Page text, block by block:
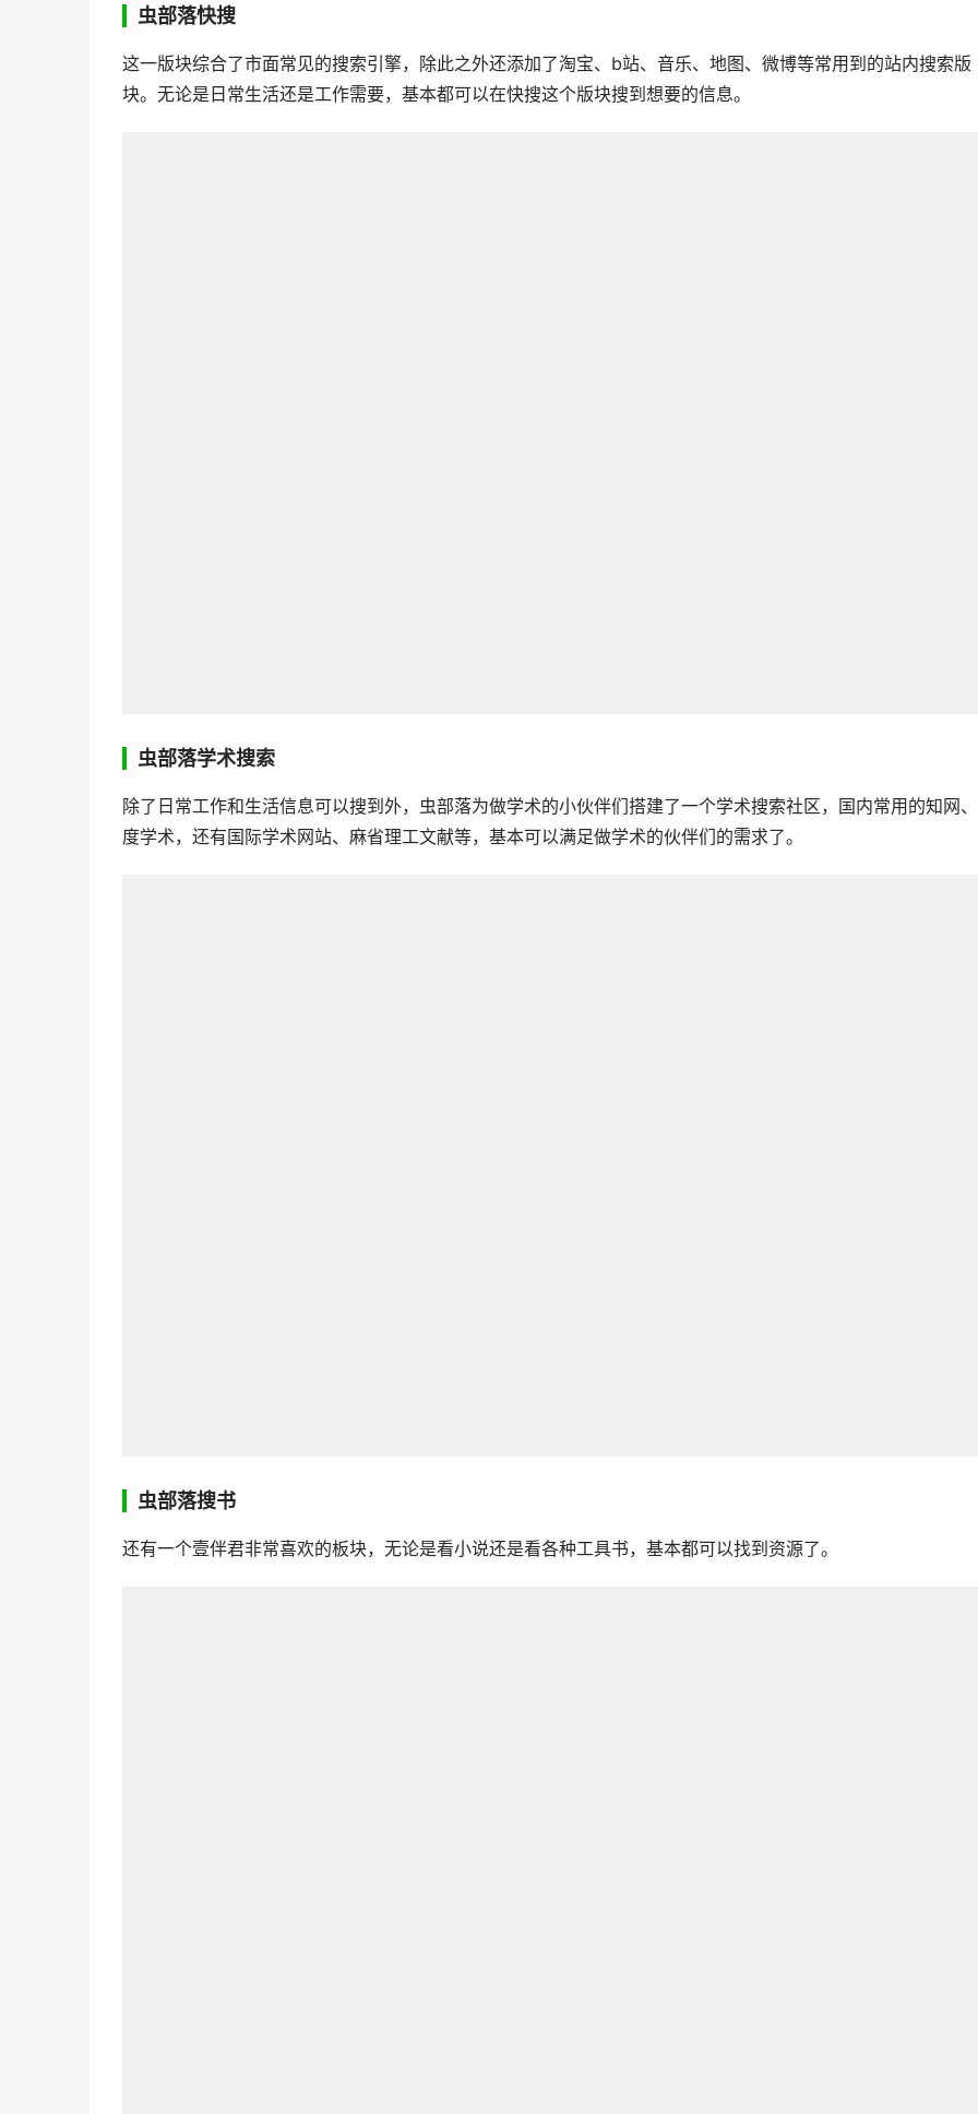
虫部落快搜
这一版块综合了市面常见的搜索引擎，除此之外还添加了淘宝、b站、音乐、地图、微博等常用到的站内搜索版
块。无论是日常生活还是工作需要，基本都可以在快搜这个版块搜到想要的信息。
虫部落学术搜索
除了日常工作和生活信息可以搜到外，虫部落为做学术的小伙伴们搭建了一个学术搜索社区，国内常用的知网
度学术，还有国际学术网站、麻省理工文献等，基本可以满足做学术的伙伴们的需求了。
虫部落搜书
还有一个壹伴君非常喜欢的板块，无论是看小说还是看各种工具书，基本都可以找到资源了。